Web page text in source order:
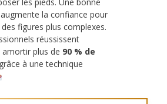
la confiance pour
figures plus complexes.
réussissent
plus de 90 % de
grâce à une technique